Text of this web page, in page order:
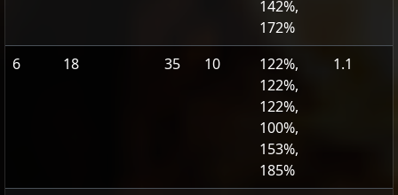
142%,
172%
6 18 35 10
122%,
122%,
122%,
100%,
153%,
185%
1.1